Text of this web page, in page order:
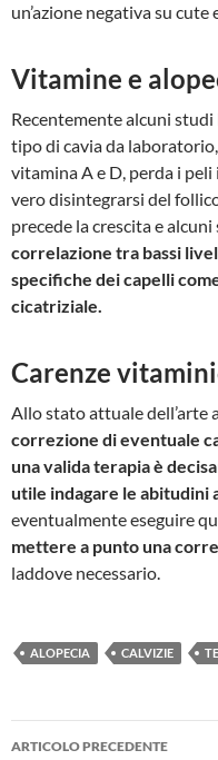
un’azione negativa su cute
Vitamine e
Recentemente alcuni
tipo di cavia da
vitamina A e D, perda i
vero disintegrarsi del
precede la crescita e
correlazione tra bassi
specifiche dei capelli
cicatriziale.
Carenze
Allo stato attuale dell’arte
correzione di eventuale
una valida terapia è
utile indagare le abitudini
eventualmente eseguire
mettere a punto una
laddove necessario.
ALOPECIA CALVIZIE
ARTICOLO PRECEDENTE